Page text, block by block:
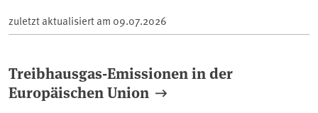
zuletzt aktualisiert am 09.07.2026
Treibhausgas-Emissionen in der
Europäischen Union